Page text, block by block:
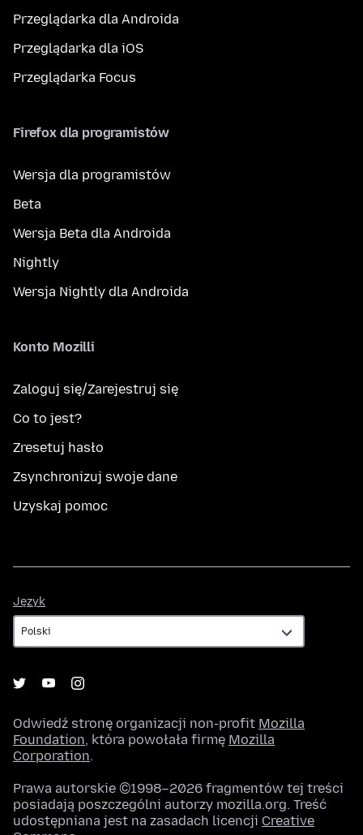
Przeglądarka dla Androida
Przeglądarka dla iOS
Przeglądarka Focus
Firefox dla programistów
Wersja dla programistów
Beta
Wersja Beta dla Androida
Nightly
Wersja Nightly dla Androida
Konto Mozilli
Zaloguj się/Zarejestruj się
Co to jest?
Zresetuj hasło
Zsynchronizuj swoje dane
Uzyskaj pomoc
Język
Odwiedź stronę organizacji non-profit Mozilla
Foundation, która powołała firmę Mozilla
Corporation.
Prawa autorskie ©1998–2026 fragmentów tej treści
posiadają poszczególni autorzy mozilla.org. Treść
udostępniana jest na zasadach licencji Creative